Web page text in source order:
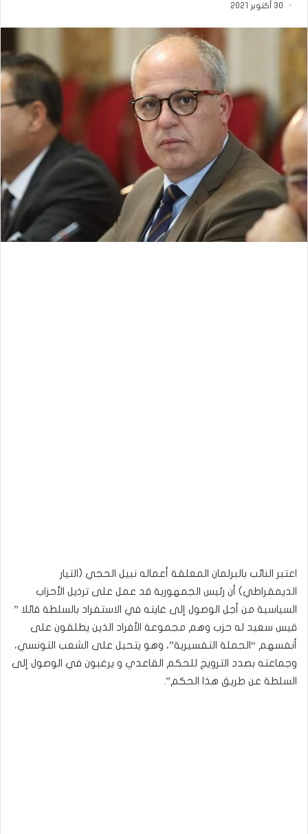
30 أكتوبر 2021
اعتبر النائب بالبرلمان المعلقة أعماله نبيل الحجي (التيار
الديمقراطي) أن رئيس الجمهورية قد عمل على ترذيل الأحزاب
السياسية من أجل الوصول إلى غايته في الاستفراد بالسلطة قائلا ”
قيس سعيد له حزب وهم مجموعة الأفراد الذين يطلقون على
أنفسهم “الحملة التفسيرية”، وهو يتحيل على الشعب التونسي،
وجماعته بصدد الترويج للحكم القاعدي و يرغبون في الوصول إلى
السلطة عن طريق هذا الحكم”.